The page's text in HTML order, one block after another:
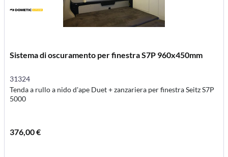
Sistema di oscuramento per finestra S7P 960x450mm
31324
Tenda a rullo a nido d'ape Duet + zanzariera per finestra Seitz S7P
5000
376,00 €